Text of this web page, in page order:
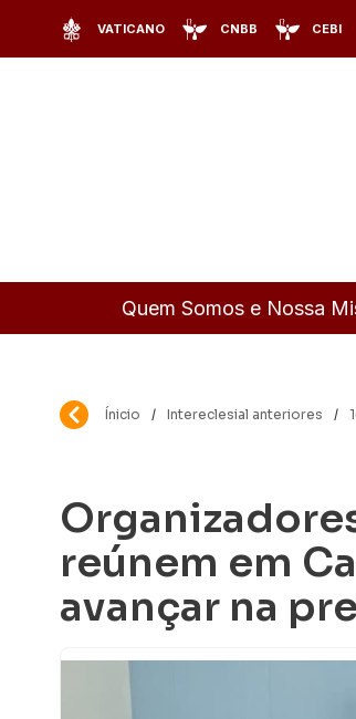
VATICANO CNBB CEBI
Quem Somos e Nossa
Ínicio / Intereclesial anteriores /
reúnem em
avançar na